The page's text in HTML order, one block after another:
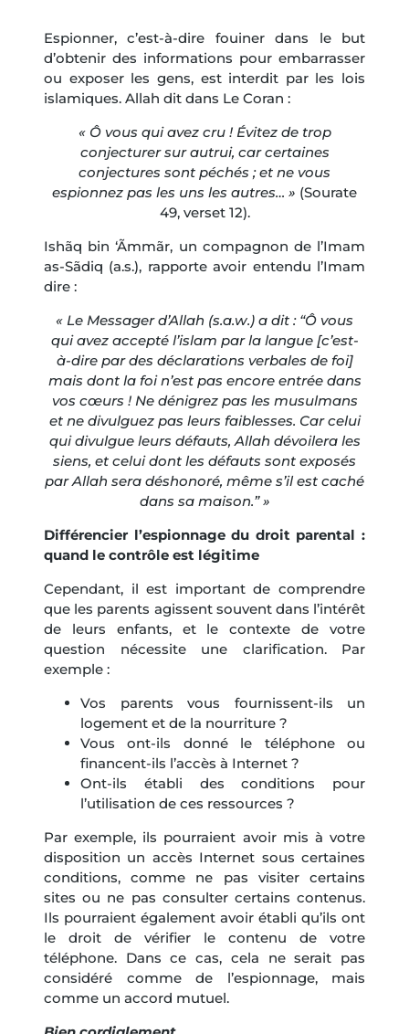
Espionner, c’est-à-dire fouiner dans le but
d’obtenir des informations pour embarrasser
ou exposer les gens, est interdit par les lois
islamiques. Allah dit dans Le Coran :
« Ô vous qui avez cru ! Évitez de trop
conjecturer sur autrui, car certaines
conjectures sont péchés ; et ne vous
espionnez pas les uns les autres… » (Sourate
49, verset 12).
Ishãq bin ‘Ãmmãr, un compagnon de l’Imam
as-Sãdiq (a.s.), rapporte avoir entendu l’Imam
dire :
« Le Messager d’Allah (s.a.w.) a dit : “Ô vous
qui avez accepté l’islam par la langue [c’est-
à-dire par des déclarations verbales de foi]
mais dont la foi n’est pas encore entrée dans
vos cœurs ! Ne dénigrez pas les musulmans
et ne divulguez pas leurs faiblesses. Car celui
qui divulgue leurs défauts, Allah dévoilera les
siens, et celui dont les défauts sont exposés
par Allah sera déshonoré, même s’il est caché
dans sa maison.” »
Différencier l’espionnage du droit parental :
quand le contrôle est légitime
Cependant, il est important de comprendre
que les parents agissent souvent dans l’intérêt
de leurs enfants, et le contexte de votre
question nécessite une clarification. Par
exemple :
Vos parents vous fournissent-ils un
logement et de la nourriture ?
Vous ont-ils donné le téléphone ou
financent-ils l’accès à Internet ?
Ont-ils établi des conditions pour
l’utilisation de ces ressources ?
Par exemple, ils pourraient avoir mis à votre
disposition un accès Internet sous certaines
conditions, comme ne pas visiter certains
sites ou ne pas consulter certains contenus.
Ils pourraient également avoir établi qu’ils ont
le droit de vérifier le contenu de votre
téléphone. Dans ce cas, cela ne serait pas
considéré comme de l’espionnage, mais
comme un accord mutuel.